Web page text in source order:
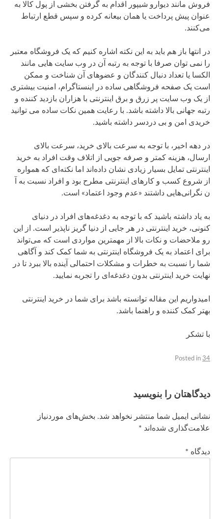
فروش مانند دیوارو شیپور اقدام به گرفتن بخشی از پول کالا به
عنوان پیش پرداخت یا همان بیعانه کرده و سپس قطع ارتباط
می‌کنند.
در انتها باز هم باید به این نکته اشاره کنیم که یک فروشگاه معتبر
را نمی توان صرفا با توجه به رتبه آن در وب سایت هایی مانند
الکسا یا تعداد دنبال کنندگان و عضوهای آن شناخت و ممکن
است یک صفحه فروشگاهی ساده در اینستاگرام، امنیت بیشتری
از یک وب سایت پر زرق و برق اینترنتی با هزاران بازدید کننده و
رتبه جهانی بالا داشته باشد. با رعایت همین نکات ساده می توانید
خریدی امن و بی دردسر داشته باشید.
در دهه اخیر، با توجه به سرعت بالای خرید، سرعت بالای
ارسال، هزینه کمتر و صرفه جویی از اتلاف وقت افراد به خرید
اینترنتی تمایل بسیار زیادی نشان داده‌اند اما نکته‌ای که همواره
از شروع کسب و کارهای اینترنتی مطرح بود و افراد نسبت به آ
ن نگرانی‌هایی داشتند «عدم وجود اعتماد» است.
به یاد داشته باشید که با توجه به دغدغه‌های افراد در دنیای
کنونی، خرید اینترنتی در هر جایی از دنیا گریز ناپذیر است. از این
رو ملاحضات و نکات بالا از مهمترین مواردی است که می‌تواند
برای اعتماد به یک فروشگاه اینترنتی به شما کمک کند و آگاهی
شما را نسبت به خطرات و مشکلات احتمالی آینده بالا ببرد تا در
نهایت خرید اینترنتی بدون دغدغه‌ای را تجربه نمایید.
امیدواریم این مقاله توانسته باشد برای شما در خرید اینترنتی
بهتر کمک کننده و راهنما باشد.
با تشکر
Posted in 34
دیدگاهتان را بنویسید
نشانی ایمیل شما منتشر نخواهد شد. بخش‌های موردنیاز
علامت‌گذاری شده‌اند *
دیدگاه *